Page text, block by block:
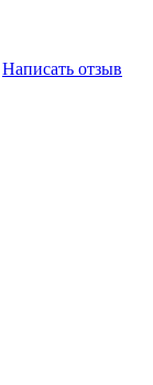
Написать отзыв